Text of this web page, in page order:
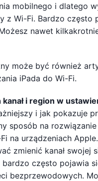
mobilnego i dlatego
z Wi-Fi. Bardzo często
nawet
może być również
iPada do Wi-Fi.
kanał i region w
i jak pokazuje
sposób na
na urządzeniach
zmienić kanał swojej
bardzo często pojawia
bezprzewodowych.